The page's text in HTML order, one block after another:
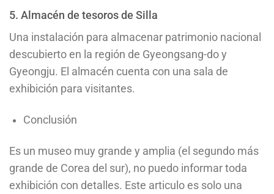
5. Almacén de tesoros de Silla
Una instalación para almacenar patrimonio nacional
descubierto en la región de Gyeongsang-do y
Gyeongju. El almacén cuenta con una sala de
exhibición para visitantes.
Conclusión
Es un museo muy grande y amplia (el segundo más
grande de Corea del sur), no puedo informar toda
exhibición con detalles. Este articulo es solo una